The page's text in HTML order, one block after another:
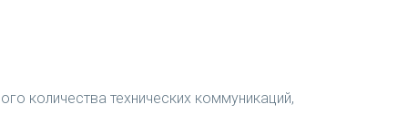
количества технических коммуникаций,